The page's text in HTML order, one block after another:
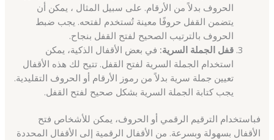
الحروف بدلاً من الأرقام. على سبيل المثال ، يمكن أن
يتضمن القفل حروفًا معينة تُستخدم لفتحه. يجب ضبط
الحروف بالترتيب الصحيح لفتح القفل بنجاح.
قفل الجملة السرية: في بعض الأقفال الذكية، يمكن
استخدام الجملة السرية لفتح القفل. تتيح لك هذه الأقفال
تعيين جملة سرية بدلاً من رموز الأرقام أو الحروف التقليدية.
يجب كتابة الجملة السرية بشكل صحيح لفتح القفل.
فباستخدام الترقيم الرقمي أو الحروف، يمكن للأشخاص فتح
الأقفال بسهولة وبسرعة. من الأقفال الرقمية إلى الأقفال المحددة